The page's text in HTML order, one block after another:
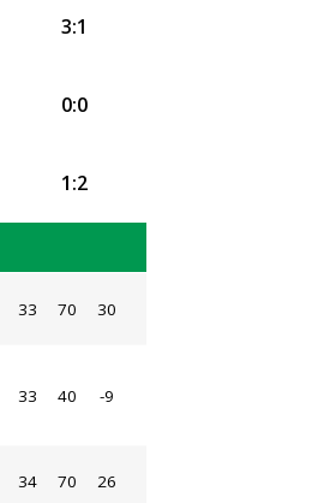
3:1
0:0
1:2
33 70 30
33 40 -9
34 70 26